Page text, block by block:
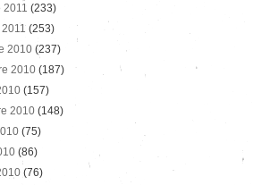
2011 (233)
(253)
2010 (237)
2010 (187)
(157)
2010 (148)
(75)
(86)
(76)